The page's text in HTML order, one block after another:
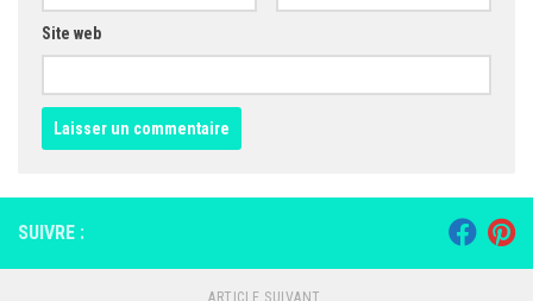
Site web
SUIVRE :
ARTICLE SUIVANT